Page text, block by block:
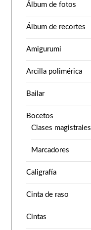
Álbum de fotos
Álbum de recortes
Amigurumi
Arcilla polimérica
Bailar
Bocetos
Clases magistrales
Marcadores
Caligrafía
Cinta de raso
Cintas